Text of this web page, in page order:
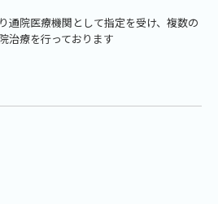
通院医療機関として指定を受け、複数の
治療を行っております